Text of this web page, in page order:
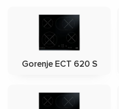
Gorenje ECT 620 S